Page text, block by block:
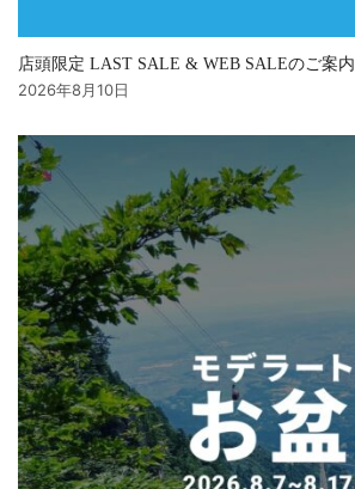
店頭限定 LAST SALE & WEB SALEのご案内
2026年8月10日